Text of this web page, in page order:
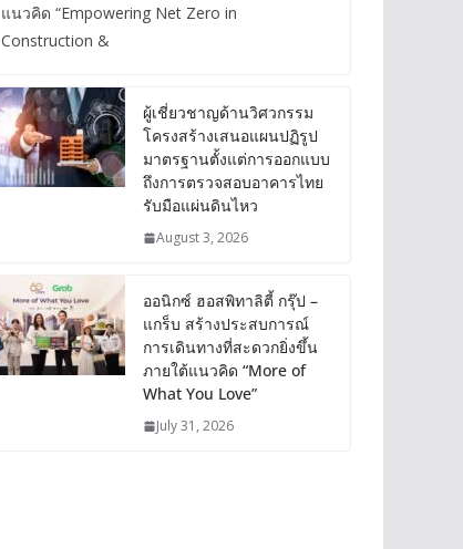
แนวคิด “Empowering Net Zero in
Construction &
ผู้เชี่ยวชาญด้านวิศวกรรม
โครงสร้างเสนอแผนปฏิรูป
มาตรฐานตั้งแต่การออกแบบ
ถึงการตรวจสอบอาคารไทย
รับมือแผ่นดินไหว
August 3, 2026
ออนิกซ์ ฮอสพิทาลิตี้ กรุ๊ป –
แกร็บ สร้างประสบการณ์
การเดินทางที่สะดวกยิ่งขึ้น
ภายใต้แนวคิด “More of
What You Love”
July 31, 2026